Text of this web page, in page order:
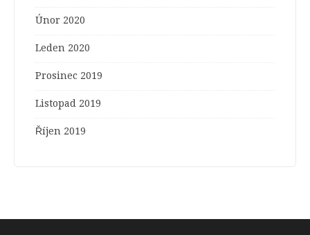
Únor 2020
Leden 2020
Prosinec 2019
Listopad 2019
Říjen 2019